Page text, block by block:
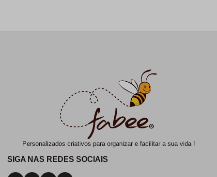
Personalizados criativos para organizar e facilitar a sua vida !
SIGA NAS REDES SOCIAIS